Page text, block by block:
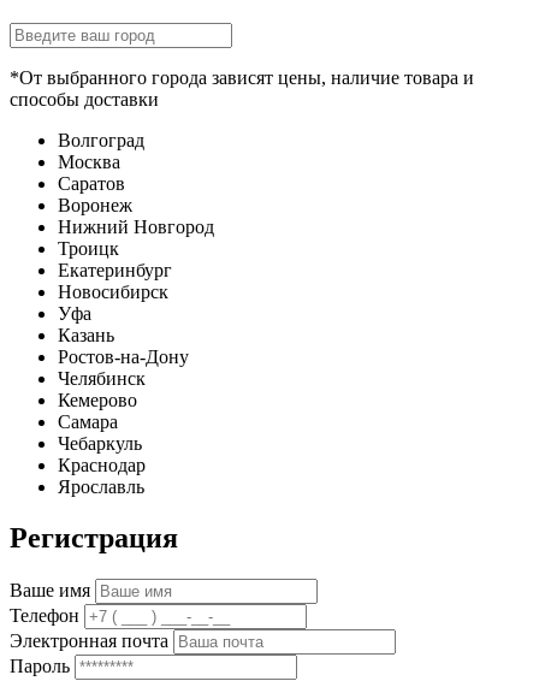
*От выбранного города зависят цены, наличие товара и
способы доставки
Волгоград
Москва
Саратов
Воронеж
Нижний Новгород
Троицк
Екатеринбург
Новосибирск
Уфа
Казань
Ростов-на-Дону
Челябинск
Кемерово
Самара
Чебаркуль
Краснодар
Ярославль
Регистрация
Ваше имя
Телефон
Электронная почта
Пароль